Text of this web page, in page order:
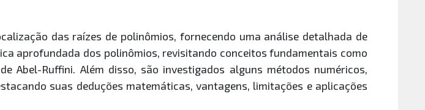
das raízes de polinômios, fornecendo uma análise detalhada de
aprofundada dos polinômios, revisitando conceitos fundamentais como
Abel-Ruffini. Além disso, são investigados alguns métodos numéricos,
suas deduções matemáticas, vantagens, limitações e aplicações